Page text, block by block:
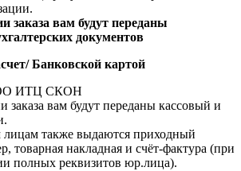
заказа вам будут переданы
документов
Банковской картой
ИТЦ СКОН
заказа вам будут переданы кассовый и
также выдаются приходный
товарная накладная и счёт-фактура (при
полных реквизитов юр.лица).